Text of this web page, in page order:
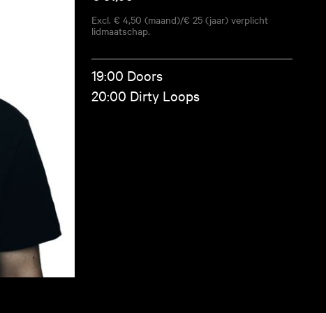
Excl. € 4,50 (maand)/€ 25 (jaar) verplicht
lidmaatschap.
19:00 Doors
20:00 Dirty Loops